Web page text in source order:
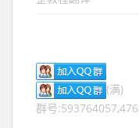
(满)
群号